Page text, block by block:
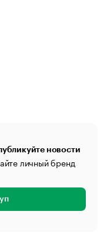
новости
личный бренд